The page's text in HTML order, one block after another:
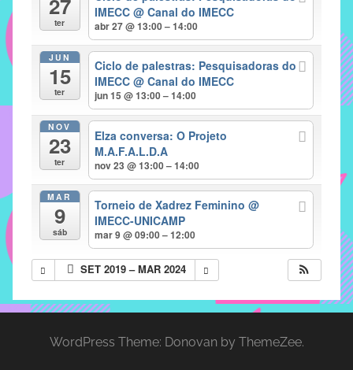
pacificadoras
problemas
verificados
instituto,
para
prevenção
27
ter
IMECC@ Canal do IMECC
abr 27 @ 13:00 – 14:00
JUN
15
ter
Ciclo de palestras: Pesquisadoras do
IMECC@ Canal do IMECC
jun 15 @ 13:00 – 14:00
NOV
23
ter
Elza conversa: O Projeto
M.A.F.A.L.D.A
nov 23 @ 13:00 – 14:00
MAR
9
sáb
Torneio de Xadrez Feminino@
IMECC-UNICAMP
mar 9 @ 09:00 – 12:00
SET 2019 – MAR 2024
WordPress Theme: Donovan by ThemeZee.